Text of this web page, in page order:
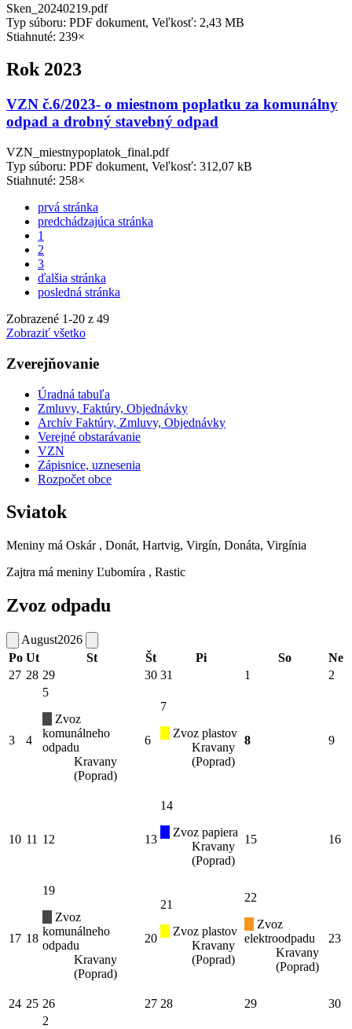
Sken_20240219.pdf
Typ súboru: PDF dokument, Veľkosť: 2,43 MB
Stiahnuté: 239×
Rok 2023
VZN č.6/2023- o miestnom poplatku za komunálny
odpad a drobný stavebný odpad
VZN_miestnypoplatok_final.pdf
Typ súboru: PDF dokument, Veľkosť: 312,07 kB
Stiahnuté: 258×
prvá stránka
predchádzajúca stránka
1
2
3
ďalšia stránka
posledná stránka
Zobrazené 1-20 z 49
Zobraziť všetko
Zverejňovanie
Úradná tabuľa
Zmluvy, Faktúry, Objednávky
Archív Faktúry, Zmluvy, Objednávky
Verejné obstarávanie
VZN
Zápisnice, uznesenia
Rozpočet obce
Sviatok
Meniny má Oskár , Donát, Hartvig, Virgín, Donáta, Virgínia
Zajtra má meniny Ľubomíra , Rastic
Zvoz odpadu
August2026
Po Ut St Št Pi So
Ne
27 28 29 30 31 1 2
3 4
5
Zvoz
komunálneho
odpadu
Kravany
(Poprad)
6
7
Zvoz plastov
Kravany
(Poprad)
8 9
10 11 12 13
14
Zvoz papiera
Kravany
(Poprad)
15 16
17 18
19
Zvoz
komunálneho
odpadu
Kravany
(Poprad)
20
21
Zvoz plastov
Kravany
(Poprad)
22
Zvoz
elektroodpadu
Kravany
(Poprad)
23
24 25 26 27 28 29 30
2